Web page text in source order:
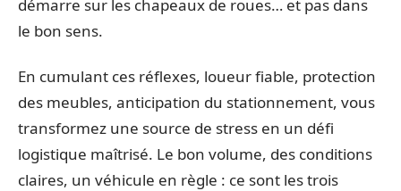
démarre sur les chapeaux de roues… et pas dans
le bon sens.
En cumulant ces réflexes, loueur fiable, protection
des meubles, anticipation du stationnement, vous
transformez une source de stress en un défi
logistique maîtrisé. Le bon volume, des conditions
claires, un véhicule en règle : ce sont les trois